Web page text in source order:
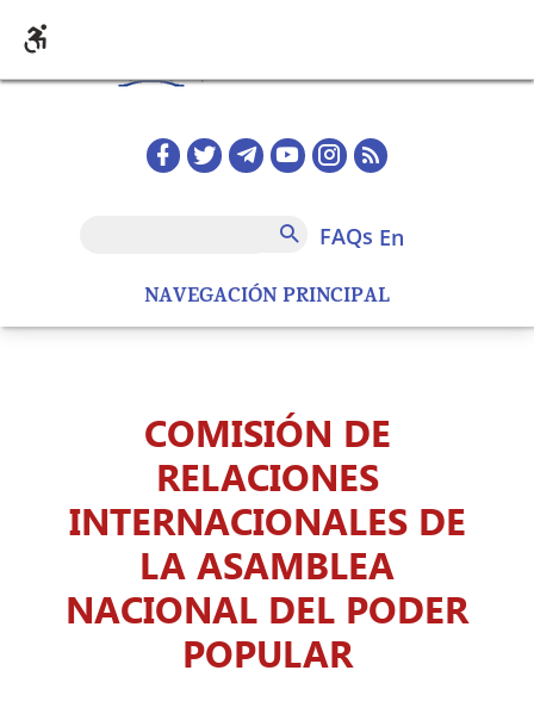
NAVEGACIÓN PRINCIPAL
Redes sociales home
FAQs
FAQs en
COMISIÓN DE
RELACIONES
INTERNACIONALES DE
LA ASAMBLEA
NACIONAL DEL PODER
POPULAR